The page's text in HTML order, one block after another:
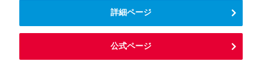
詳細ページ
公式ページ